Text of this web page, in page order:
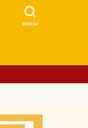
SEARCH